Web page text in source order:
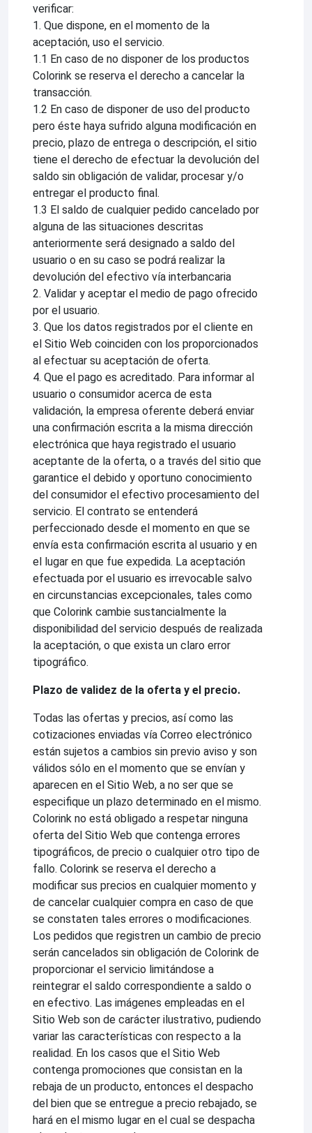
verificar:
1. Que dispone, en el momento de la
aceptación, uso el servicio.
1.1 En caso de no disponer de los productos
Colorink se reserva el derecho a cancelar la
transacción.
1.2 En caso de disponer de uso del producto
pero éste haya sufrido alguna modificación en
precio, plazo de entrega o descripción, el sitio
tiene el derecho de efectuar la devolución del
saldo sin obligación de validar, procesar y/o
entregar el producto final.
1.3 El saldo de cualquier pedido cancelado por
alguna de las situaciones descritas
anteriormente será designado a saldo del
usuario o en su caso se podrá realizar la
devolución del efectivo vía interbancaria
2. Validar y aceptar el medio de pago ofrecido
por el usuario.
3. Que los datos registrados por el cliente en
el Sitio Web coinciden con los proporcionados
al efectuar su aceptación de oferta.
4. Que el pago es acreditado. Para informar al
usuario o consumidor acerca de esta
validación, la empresa oferente deberá enviar
una confirmación escrita a la misma dirección
electrónica que haya registrado el usuario
aceptante de la oferta, o a través del sitio que
garantice el debido y oportuno conocimiento
del consumidor el efectivo procesamiento del
servicio. El contrato se entenderá
perfeccionado desde el momento en que se
envía esta confirmación escrita al usuario y en
el lugar en que fue expedida. La aceptación
efectuada por el usuario es irrevocable salvo
en circunstancias excepcionales, tales como
que Colorink cambie sustancialmente la
disponibilidad del servicio después de realizada
la aceptación, o que exista un claro error
tipográfico.
Plazo de validez de la oferta y el precio.
Todas las ofertas y precios, así como las
cotizaciones enviadas vía Correo electrónico
están sujetos a cambios sin previo aviso y son
válidos sólo en el momento que se envían y
aparecen en el Sitio Web, a no ser que se
especifique un plazo determinado en el mismo.
Colorink no está obligado a respetar ninguna
oferta del Sitio Web que contenga errores
tipográficos, de precio o cualquier otro tipo de
fallo. Colorink se reserva el derecho a
modificar sus precios en cualquier momento y
de cancelar cualquier compra en caso de que
se constaten tales errores o modificaciones.
Los pedidos que registren un cambio de precio
serán cancelados sin obligación de Colorink de
proporcionar el servicio limitándose a
reintegrar el saldo correspondiente a saldo o
en efectivo. Las imágenes empleadas en el
Sitio Web son de carácter ilustrativo, pudiendo
variar las características con respecto a la
realidad. En los casos que el Sitio Web
contenga promociones que consistan en la
rebaja de un producto, entonces el despacho
del bien que se entregue a precio rebajado, se
hará en el mismo lugar en el cual se despacha